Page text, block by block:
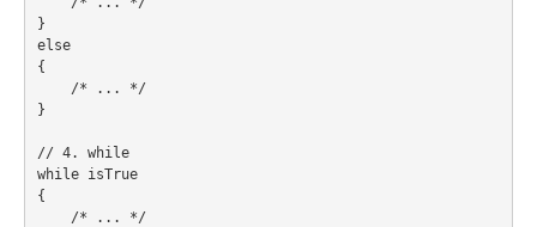
}
else
{
    /* ... */
}
// 4. while
while isTrue
{
    /* ... */